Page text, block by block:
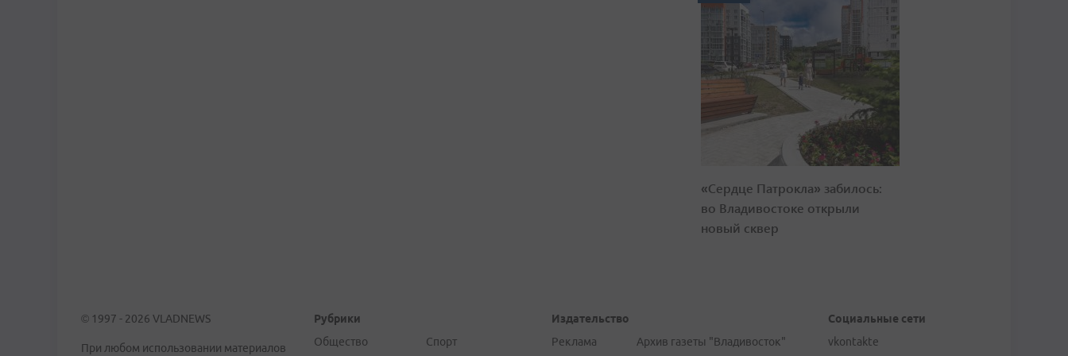
«Сердце Патрокла» забилось:
во Владивостоке открыли
новый сквер
© 1997 - 2026 VLADNEWS
При любом использовании материалов
Рубрики
Общество
Спорт
Издательство
Реклама
Архив газеты "Владивосток"
Социальные сети
vkontakte